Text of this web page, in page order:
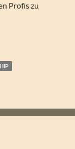
Profis zu
(Starship 02)